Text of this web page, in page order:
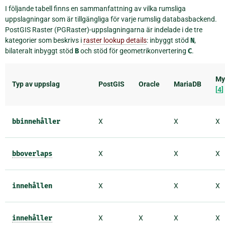
I följande tabell finns en sammanfattning av vilka rumsliga
uppslagningar som är tillgängliga för varje rumslig databasbackend.
PostGIS Raster (PGRaster)-uppslagningarna är indelade i de tre
kategorier som beskrivs i raster lookup details: inbyggt stöd N,
bilateralt inbyggt stöd Boch stöd för geometrikonvertering C.
Typ av uppslag PostGIS Oracle MariaDB
[4]
bbinnehåller X X X
bboverlaps X X X
innehållen X X X
innehåller X X X X